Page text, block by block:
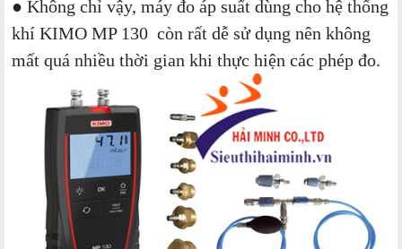
● Không chỉ vậy, máy đo áp suất dùng cho hệ thống
khí KIMO MP 130 còn rất dễ sử dụng nên không
mất quá nhiều thời gian khi thực hiện các phép đo.